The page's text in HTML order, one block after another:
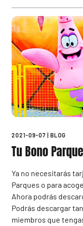
2021-09-07 BLOG
Tu Bono
Ya no necesitarás
Parques o para
Ahora podrás
Podrás descargar
miembros que